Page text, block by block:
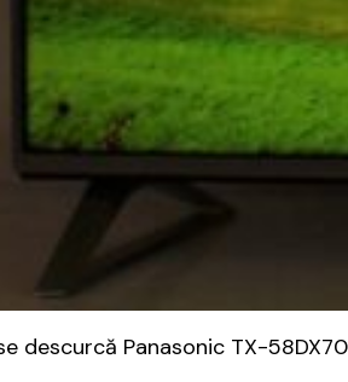
descurcă Panasonic TX-